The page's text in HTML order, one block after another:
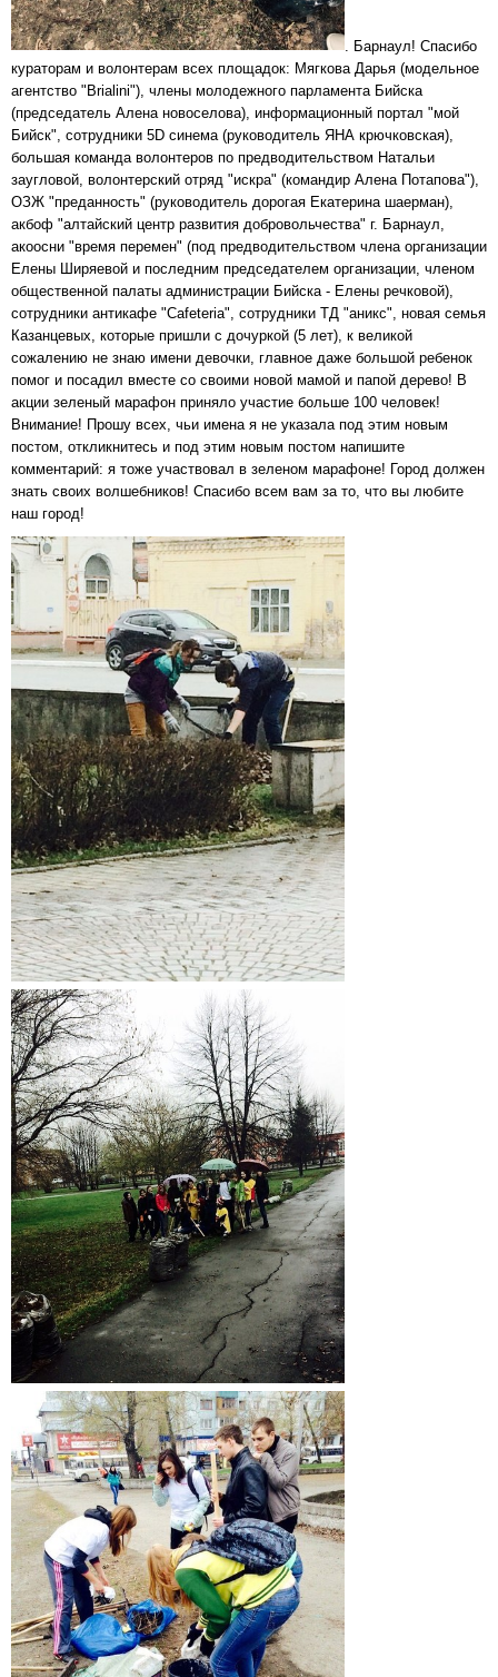
. Барнаул! Спасибо
кураторам и волонтерам всех площадок: Мягкова Дарья (модельное
агентство "Brialini"), члены молодежного парламента Бийска
(председатель Алена новоселова), информационный портал "мой
Бийск", сотрудники 5D синема (руководитель ЯНА крючковская),
большая команда волонтеров по предводительством Натальи
заугловой, волонтерский отряд "искра" (командир Алена Потапова"),
ОЗЖ "преданность" (руководитель дорогая Екатерина шаерман),
акбоф "алтайский центр развития добровольчества" г. Барнаул,
акоосни "время перемен" (под предводительством члена организации
Елены Ширяевой и последним председателем организации, членом
общественной палаты администрации Бийска - Елены речковой),
сотрудники антикафе "Cafeteria", сотрудники ТД "аникс", новая семья
Казанцевых, которые пришли с дочуркой (5 лет), к великой
сожалению не знаю имени девочки, главное даже большой ребенок
помог и посадил вместе со своими новой мамой и папой дерево! В
акции зеленый марафон приняло участие больше 100 человек!
Внимание! Прошу всех, чьи имена я не указала под этим новым
постом, откликнитесь и под этим новым постом напишите
комментарий: я тоже участвовал в зеленом марафоне! Город должен
знать своих волшебников! Спасибо всем вам за то, что вы любите
наш город!